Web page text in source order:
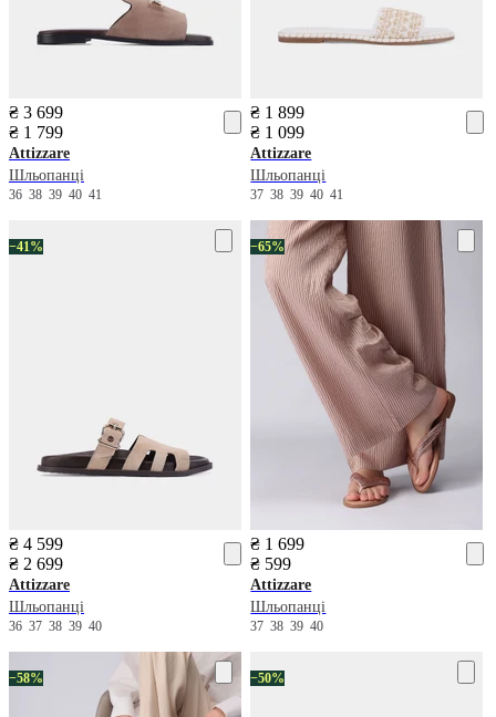
₴ 3 699
₴ 1 799
Attizzare
Шльопанці
36 38 39 40 41
₴ 1 899
₴ 1 099
Attizzare
Шльопанці
3738394041
−41%
₴ 4 599
₴ 2 699
Attizzare
Шльопанці
36 37 38 39 40
−65%
₴ 1 699
₴ 599
Attizzare
Шльопанці
37383940
−58% −50%